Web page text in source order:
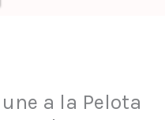
a la Pelota